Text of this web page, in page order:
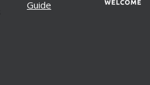
Guide